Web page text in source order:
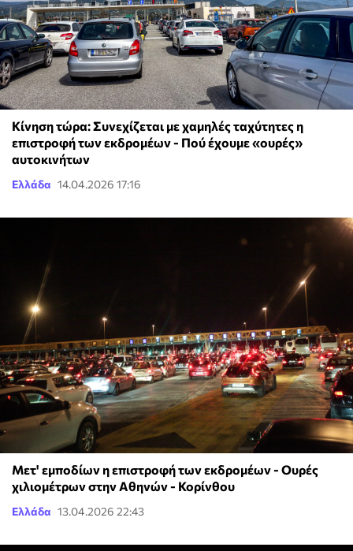
Κίνηση τώρα: Συνεχίζεται με χαμηλές ταχύτητες η
επιστροφή των εκδρομέων - Πού έχουμε «ουρές»
αυτοκινήτων
Ελλάδα 14.04.2026 17:16
Μετ' εμποδίων η επιστροφή των εκδρομέων - Ουρές
χιλιομέτρων στην Αθηνών - Κορίνθου
Ελλάδα 13.04.2026 22:43